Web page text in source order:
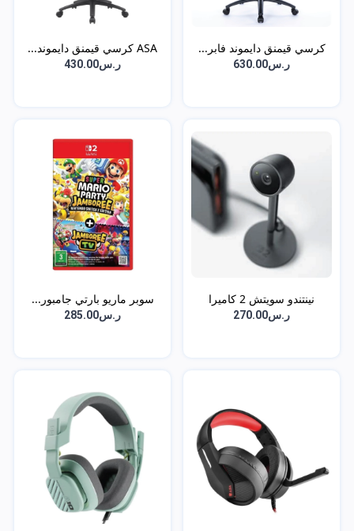
كرسي قيمنق دايموند فابر...
ر.س630.00
ASA كرسي قيمنق دايموند...
ر.س430.00
نينتندو سويتش 2 كاميرا
ر.س270.00
سوبر ماريو بارتي جامبور...
ر.س285.00